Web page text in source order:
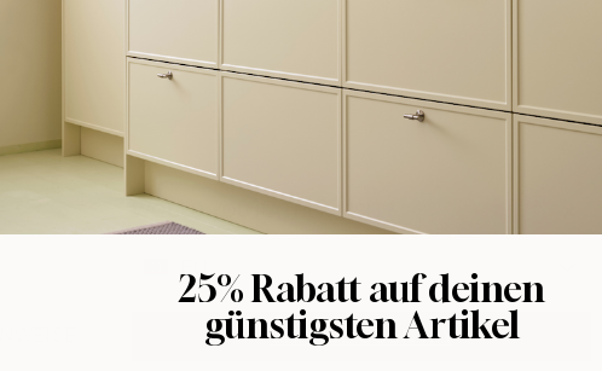
WOULD YOU RATHER VISIT?
EU
CHANGE COUNTRY
25% Rabatt auf deinen
günstigsten Artikel